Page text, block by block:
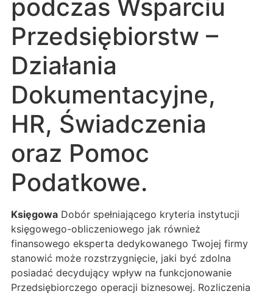
podczas Wsparciu
Przedsiębiorstw –
Działania
Dokumentacyjne,
HR, Świadczenia
oraz Pomoc
Podatkowe.
Księgowa Dobór spełniającego kryteria instytucji
księgowego-obliczeniowego jak również
finansowego eksperta dedykowanego Twojej firmy
stanowić może rozstrzygnięcie, jaki być zdolna
posiadać decydujący wpływ na funkcjonowanie
Przedsiębiorczego operacji biznesowej. Rozliczenia